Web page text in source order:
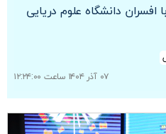
افسران دانشگاه علوم دریایی
۰۷ آذر ۱۴۰۴ ساعت ۱۲:۲۴:۰۰